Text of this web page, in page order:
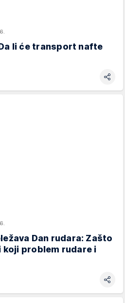
li će transport nafte
Dan rudara: Zašto
koji problem rudare i